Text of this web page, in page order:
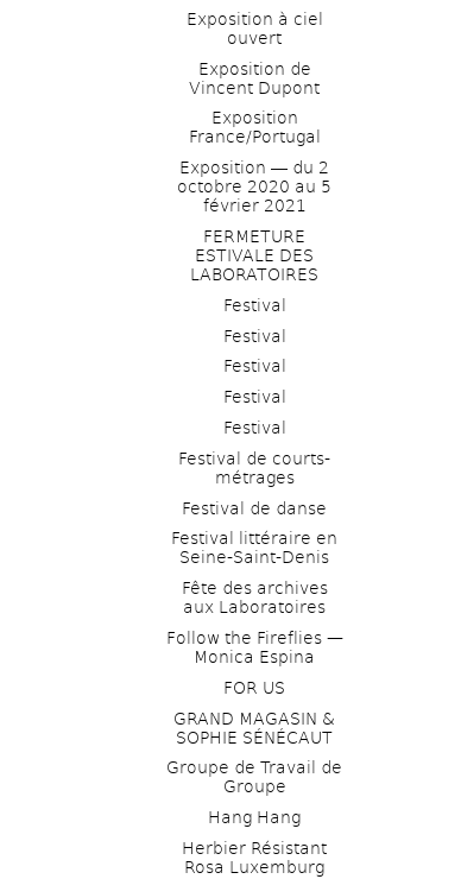
Exposition à ciel
ouvert
Exposition de
Vincent Dupont
Exposition
France/Portugal
Exposition ― du 2
octobre 2020 au 5
février 2021
FERMETURE
ESTIVALE DES
LABORATOIRES
Festival
Festival
Festival
Festival
Festival
Festival de courts-
métrages
Festival de danse
Festival littéraire en
Seine-Saint-Denis
Fête des archives
aux Laboratoires
Follow the Fireflies —
Monica Espina
FOR US
GRAND MAGASIN &
SOPHIE SÉNÉCAUT
Groupe de Travail de
Groupe
Hang Hang
Herbier Résistant
Rosa Luxemburg